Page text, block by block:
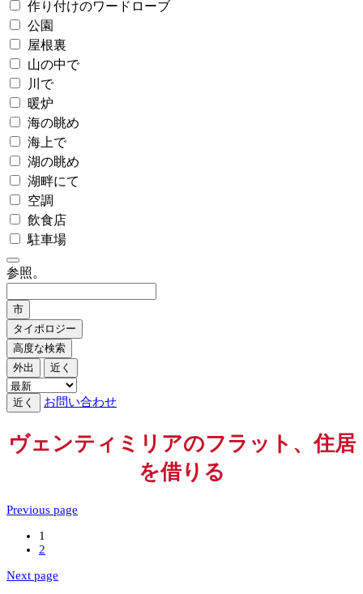
作り付けのワードローブ
公園
屋根裏
山の中で
川で
暖炉
海の眺め
海上で
湖の眺め
湖畔にて
空調
飲食店
駐車場
参照。
市
タイポロジー
高度な検索
外出
近く
近く お問い合わせ
ヴェンティミリアのフラット、住居
を借りる
Previous page
1
2
Next page